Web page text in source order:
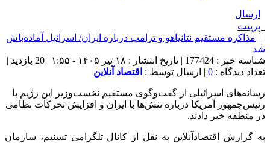
ارسال
پرینت
شناسه خبر : 177424 | تاریخ انتشار : ۱۸ تیر ۱۴۰۵ - ۱:۵۵ | 20 بازدید |
تعداد دیدگاه : 0 | ارسال توسط : اقتصاد آنلاین
رسانه‌های اسرائیلی از گفت‌وگوی مستقیم نخست‌وزیر این رژیم با
رئیس‌جمهور آمریکا درباره تنش‌ها با ایران و افزایش تحرکات نظامی
در منطقه خبر دادند.
به گزارش اقتصادآنلاین به نقل از کانال تلگرامی تسنیم، سازمان